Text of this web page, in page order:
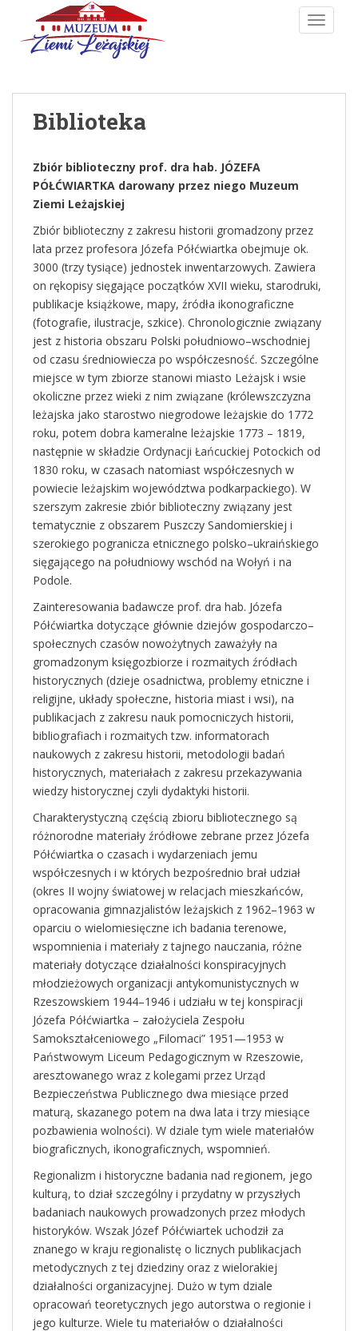
Skip to main content
Biblioteka
Zbiór biblioteczny prof. dra hab. JÓZEFA
PÓŁĆWIARTKA darowany przez niego Muzeum
Ziemi Leżajskiej
Zbiór biblioteczny z zakresu historii gromadzony przez
lata przez profesora Józefa Półćwiartka obejmuje ok.
3000 (trzy tysiące) jednostek inwentarzowych. Zawiera
on rękopisy sięgające początków XVII wieku, starodruki,
publikacje książkowe, mapy, źródła ikonograficzne
(fotografie, ilustracje, szkice). Chronologicznie związany
jest z historia obszaru Polski południowo–wschodniej
od czasu średniowiecza po współczesność. Szczególne
miejsce w tym zbiorze stanowi miasto Leżajsk i wsie
okoliczne przez wieki z nim związane (królewszczyzna
leżajska jako starostwo niegrodowe leżajskie do 1772
roku, potem dobra kameralne leżajskie 1773 – 1819,
następnie w składzie Ordynacji Łańcuckiej Potockich od
1830 roku, w czasach natomiast współczesnych w
powiecie leżajskim województwa podkarpackiego). W
szerszym zakresie zbiór biblioteczny związany jest
tematycznie z obszarem Puszczy Sandomierskiej i
szerokiego pogranicza etnicznego polsko–ukraińskiego
sięgającego na południowy wschód na Wołyń i na
Podole.
Zainteresowania badawcze prof. dra hab. Józefa
Półćwiartka dotyczące głównie dziejów gospodarczo–
społecznych czasów nowożytnych zaważyły na
gromadzonym księgozbiorze i rozmaitych źródłach
historycznych (dzieje osadnictwa, problemy etniczne i
religijne, układy społeczne, historia miast i wsi), na
publikacjach z zakresu nauk pomocniczych historii,
bibliografiach i rozmaitych tzw. informatorach
naukowych z zakresu historii, metodologii badań
historycznych, materiałach z zakresu przekazywania
wiedzy historycznej czyli dydaktyki historii.
Charakterystyczną częścią zbioru bibliotecznego są
różnorodne materiały źródłowe zebrane przez Józefa
Półćwiartka o czasach i wydarzeniach jemu
współczesnych i w których bezpośrednio brał udział
(okres II wojny światowej w relacjach mieszkańców,
opracowania gimnazjalistów leżajskich z 1962–1963 w
oparciu o wielomiesięczne ich badania terenowe,
wspomnienia i materiały z tajnego nauczania, różne
materiały dotyczące działalności konspiracyjnych
młodzieżowych organizacji antykomunistycznych w
Rzeszowskiem 1944–1946 i udziału w tej konspiracji
Józefa Półćwiartka – założyciela Zespołu
Samokształceniowego „Filomaci” 1951—1953 w
Państwowym Liceum Pedagogicznym w Rzeszowie,
aresztowanego wraz z kolegami przez Urząd
Bezpieczeństwa Publicznego dwa miesiące przed
maturą, skazanego potem na dwa lata i trzy miesiące
pozbawienia wolności). W dziale tym wiele materiałów
biograficznych, ikonograficznych, wspomnień.
Regionalizm i historyczne badania nad regionem, jego
kulturą, to dział szczególny i przydatny w przyszłych
badaniach naukowych prowadzonych przez młodych
historyków. Wszak Józef Półćwiartek uchodził za
znanego w kraju regionalistę o licznych publikacjach
metodycznych z tej dziedziny oraz z wielorakiej
działalności organizacyjnej. Dużo w tym dziale
opracowań teoretycznych jego autorstwa o regionie i
jego kulturze. Wiele tu materiałów o działalności